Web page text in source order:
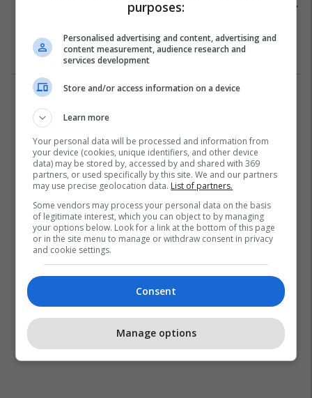
Një person i pastrehë bëhet milioner
njerëzve
Rregullimi i shtëpisë 10/07/2020
purposes:
Personalised advertising and content, advertising and
content measurement, audience research and
services development
Store and/or access information on a device
Learn more
Your personal data will be processed and information from
your device (cookies, unique identifiers, and other device
data) may be stored by, accessed by and shared with 369
partners, or used specifically by this site. We and our partners
may use precise geolocation data. List of partners.
Some vendors may process your personal data on the basis
of legitimate interest, which you can object to by managing
your options below. Look for a link at the bottom of this page
or in the site menu to manage or withdraw consent in privacy
and cookie settings.
Consent
Manage options